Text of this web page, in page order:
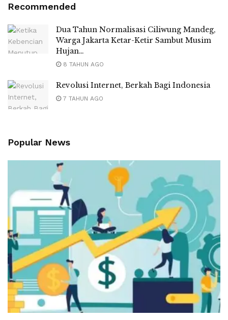
Recommended
Dua Tahun Normalisasi Ciliwung Mandeg,
Warga Jakarta Ketar-Ketir Sambut Musim
Hujan…
8 TAHUN AGO
Revolusi Internet, Berkah Bagi Indonesia
7 TAHUN AGO
Popular News